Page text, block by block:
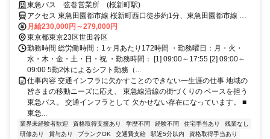
活躍中！完全週休2日！男性の育休取得率66%！
東急バス 弦巻営業所 (桜新町駅)
アクセス 東急田園都市線 桜新町西口徒歩約1分、東急田園都市線 用
賀東口徒歩約15分、東急世田谷線 上町下高井戸方面口徒歩約18分
月給230,000円～279,000円
東京都東京23区世田谷区
勤務時間 総労働時間：1ヶ月あたり172時間 ・勤務曜日：月・火・
水・木・金・土・日・祝 ・勤務時間： [1] 09:00～17:55 [2] 09:00～
09:00 5勤2休によるシフト勤務（...
仕事内容 交通インフラに欠かすことのできない一生涯の仕事 地域の
皆さまの移動ニーズに応え、 東急線沿線の街づくりの ベースを担う
東急バス。 交通インフラとして 欠かせない存在になっています。 ■
東急...
業界未経験者歓迎 資格取得支援あり 学歴不問 経験不問 住宅手当あり
残業なし
研修あり
賞与あり ブランクOK 交通費支給 駅近5分以内
資格取得手当あり